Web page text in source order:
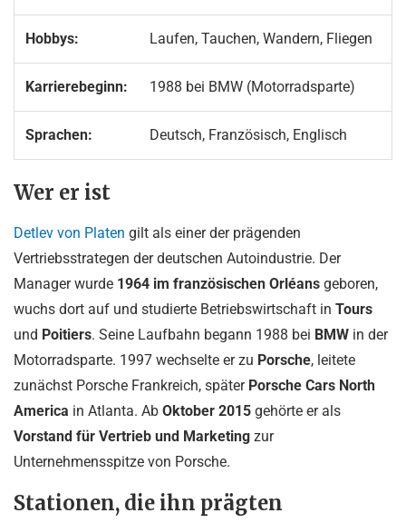
Hobbys: Laufen, Tauchen, Wandern, Fliegen
Karrierebeginn: 1988 bei BMW (Motorradsparte)
Sprachen: Deutsch, Französisch, Englisch
Wer er ist
Detlev von Platen gilt als einer der prägenden
Vertriebsstrategen der deutschen Autoindustrie. Der
Manager wurde 1964 im französischen Orléans geboren,
wuchs dort auf und studierte Betriebswirtschaft in Tours
und Poitiers. Seine Laufbahn begann 1988 bei BMW in der
Motorradsparte. 1997 wechselte er zu Porsche, leitete
zunächst Porsche Frankreich, später Porsche Cars North
America in Atlanta. Ab Oktober 2015 gehörte er als
Vorstand für Vertrieb und Marketing zur
Unternehmensspitze von Porsche.
Stationen, die ihn prägten